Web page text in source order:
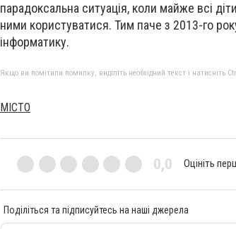
парадоксальна ситуація, коли майже всі
ними користуватися. Тим паче з 2013-го
інформатику.
Якщо ви помітили помилку, виділіть необхідний текст і натисніть
МІСТО
0,0 Оцініть
Поділіться та підписуйтесь на наші джерела